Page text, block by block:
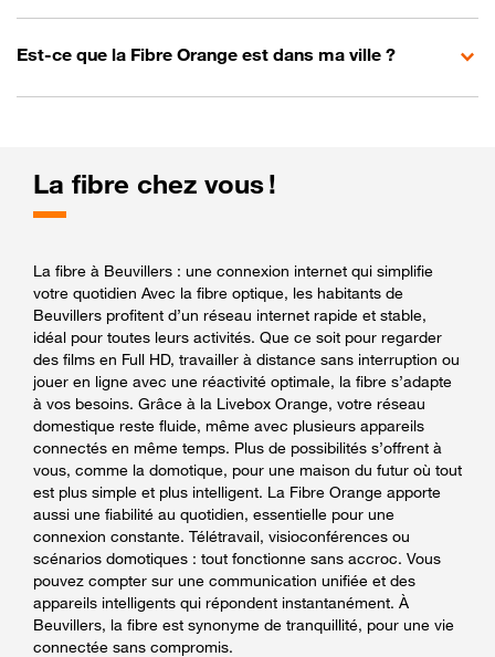
Est-ce que la Fibre Orange est dans ma ville ?
La fibre chez vous !
La fibre à Beuvillers : une connexion internet qui simplifie
votre quotidien Avec la fibre optique, les habitants de
Beuvillers profitent d’un réseau internet rapide et stable,
idéal pour toutes leurs activités. Que ce soit pour regarder
des films en Full HD, travailler à distance sans interruption ou
jouer en ligne avec une réactivité optimale, la fibre s’adapte
à vos besoins. Grâce à la Livebox Orange, votre réseau
domestique reste fluide, même avec plusieurs appareils
connectés en même temps. Plus de possibilités s’offrent à
vous, comme la domotique, pour une maison du futur où tout
est plus simple et plus intelligent. La Fibre Orange apporte
aussi une fiabilité au quotidien, essentielle pour une
connexion constante. Télétravail, visioconférences ou
scénarios domotiques : tout fonctionne sans accroc. Vous
pouvez compter sur une communication unifiée et des
appareils intelligents qui répondent instantanément. À
Beuvillers, la fibre est synonyme de tranquillité, pour une vie
connectée sans compromis.